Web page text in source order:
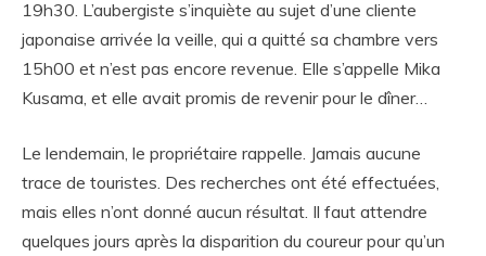
19h30. L’aubergiste s’inquiète au sujet d’une cliente
japonaise arrivée la veille, qui a quitté sa chambre vers
15h00 et n’est pas encore revenue. Elle s’appelle Mika
Kusama, et elle avait promis de revenir pour le dîner…
Le lendemain, le propriétaire rappelle. Jamais aucune
trace de touristes. Des recherches ont été effectuées,
mais elles n’ont donné aucun résultat. Il faut attendre
quelques jours après la disparition du coureur pour qu’un